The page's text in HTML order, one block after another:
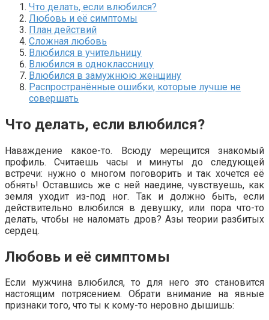
Что делать, если влюбился?
Любовь и её симптомы
План действий
Сложная любовь
Влюбился в учительницу
Влюбился в одноклассницу
Влюбился в замужнюю женщину
Распространённые ошибки, которые лучше не
совершать
Что делать, если влюбился?
Наваждение какое-то. Всюду мерещится знакомый
профиль. Считаешь часы и минуты до следующей
встречи: нужно о многом поговорить и так хочется её
обнять! Оставшись же с ней наедине, чувствуешь, как
земля уходит из-под ног. Так и должно быть, если
действительно влюбился в девушку, или пора что-то
делать, чтобы не наломать дров? Азы теории разбитых
сердец.
Любовь и её симптомы
Если мужчина влюбился, то для него это становится
настоящим потрясением. Обрати внимание на явные
признаки того, что ты к кому-то неровно дышишь: